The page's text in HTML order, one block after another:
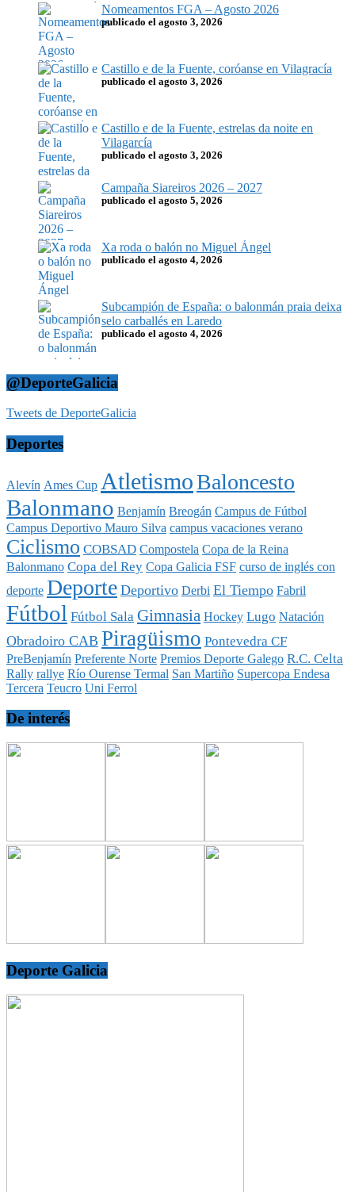
Nomeamentos FGA – Agosto 2026
publicado el agosto 3, 2026
Castillo e de la Fuente, coróanse en Vilagracía
publicado el agosto 3, 2026
Castillo e de la Fuente, estrelas da noite en
Vilagarcía
publicado el agosto 3, 2026
Campaña Siareiros 2026 – 2027
publicado el agosto 5, 2026
Xa roda o balón no Miguel Ángel
publicado el agosto 4, 2026
Subcampión de España: o balonmán praia deixa
selo carballés en Laredo
publicado el agosto 4, 2026
@DeporteGalicia
Tweets de DeporteGalicia
Deportes
Alevín Ames Cup AtletismoBaloncesto
Balonmano Benjamín Breogán Campus de Fútbol
Campus Deportivo Mauro Silva campus vacaciones verano
Ciclismo COBSAD Compostela Copa de la Reina
Balonmano Copa del Rey Copa Galicia FSF curso de inglés con
deporte Deporte Deportivo Derbi El Tiempo Fabril
Fútbol Fútbol Sala Gimnasia Hockey Lugo Natación
Obradoiro CAB Piragüismo Pontevedra CF
PreBenjamín Preferente Norte Premios Deporte Galego R.C. Celta
Rally rallye Río Ourense Termal San Martiño Supercopa Endesa
Tercera Teucro Uni Ferrol
De interés
Deporte Galicia